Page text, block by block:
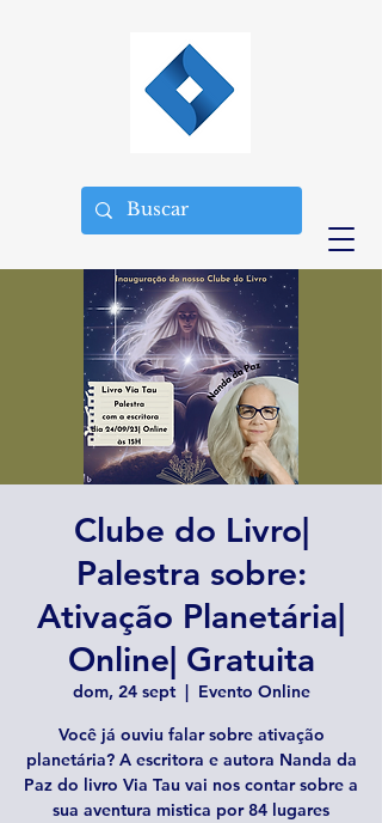
Clube do Livro|
Palestra sobre:
Ativação Planetária|
Online| Gratuita
dom, 24 sept
  |
Evento Online
Você já ouviu falar sobre ativação
planetária? A escritora e autora Nanda da
Paz do livro Via Tau vai nos contar sobre a
sua aventura mistica por 84 lugares